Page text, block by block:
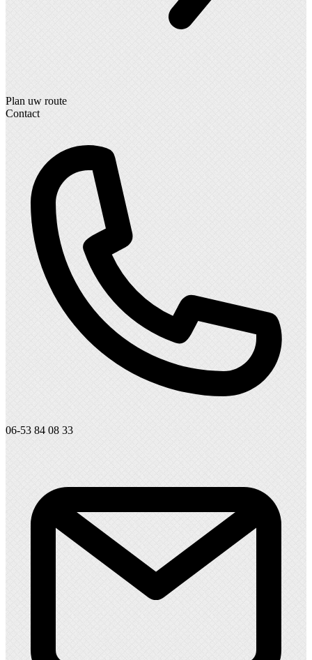
Plan uw route
Contact
06-53 84 08 33